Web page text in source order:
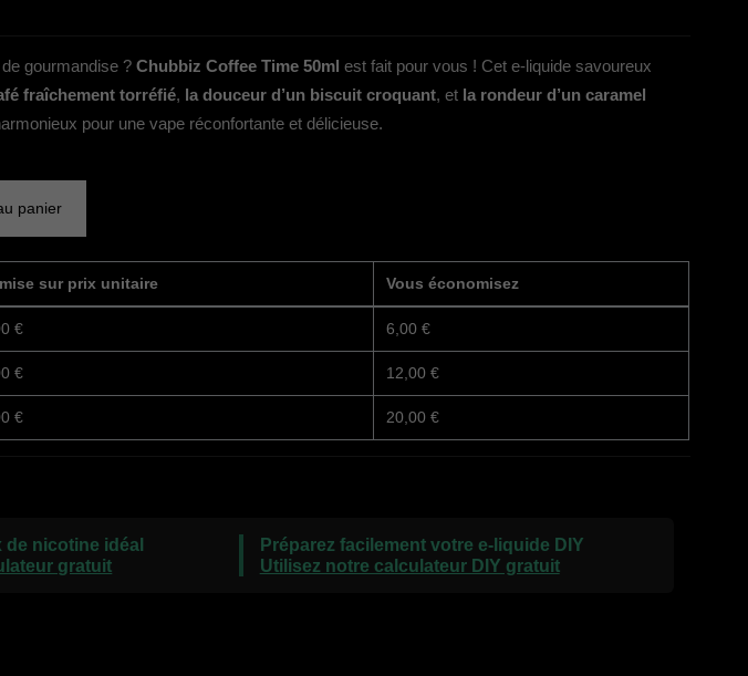
gourmandise ?Chubbiz Coffee Time 50ml est fait pour vous ! Cet e-liquide savoureux
fraîchement torréfié, la douceur d’un biscuit croquant, et la rondeur d’un caramel
pour une vape réconfortante et délicieuse.
panier
sur prix unitaire Vous économisez
€ 6,00 €
€ 12,00 €
€ 20,00 €
nicotine idéal
gratuit
Préparez facilement votre e-liquide DIY
Utilisez notre calculateur DIY gratuit